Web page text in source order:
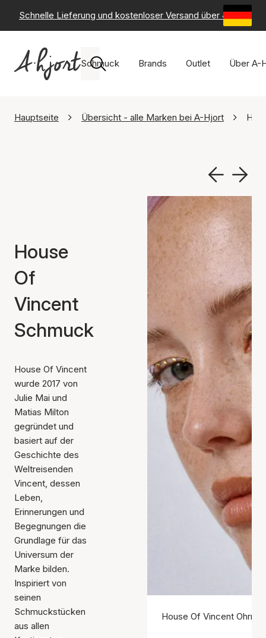
Schnelle Lieferung und kostenloser Versand über 49 € -
Schmuck Brands Outlet Über A-
Hauptseite Übersicht - alle Marken bei A-Hjort
House
Of
Vincent
Schmuck
House Of Vincent
wurde 2017 von
Julie Mai und
Matias Milton
gegründet und
basiert auf der
Geschichte des
Weltreisenden
Vincent, dessen
Leben,
Erinnerungen und
Begegnungen die
Grundlage für das
Universum der
Marke bilden.
Inspiriert von
seinen
Schmuckstücken
aus allen
House Of Vincent